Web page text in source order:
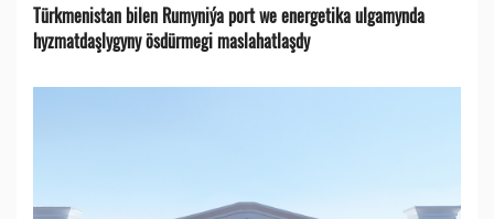
Türkmenistan bilen Rumyniýa port we energetika ulgamynda
hyzmatdaşlygyny ösdürmegi maslahatlaşdy